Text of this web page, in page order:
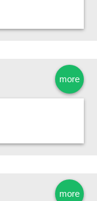
more
more